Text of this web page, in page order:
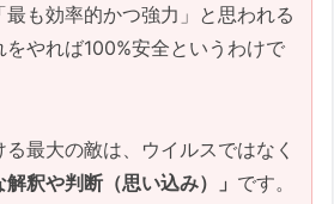
も効率的かつ強力」と思われる
やれば100%安全というわけで
最大の敵は、ウイルスではなく
解釈や判断（思い込み）」 です。